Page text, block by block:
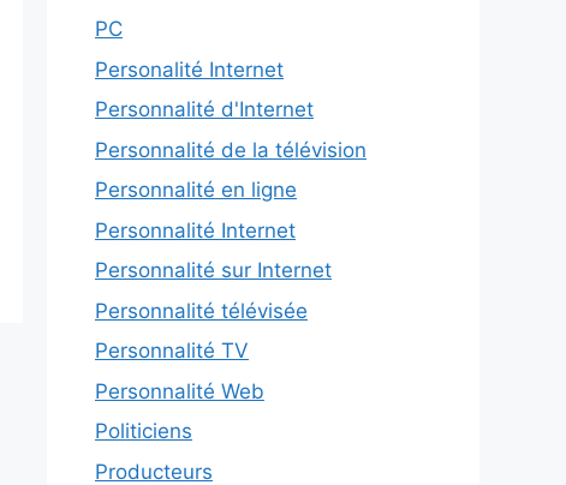
PC
Personalité Internet
Personnalité d'Internet
Personnalité de la télévision
Personnalité en ligne
Personnalité Internet
Personnalité sur Internet
Personnalité télévisée
Personnalité TV
Personnalité Web
Politiciens
Producteurs